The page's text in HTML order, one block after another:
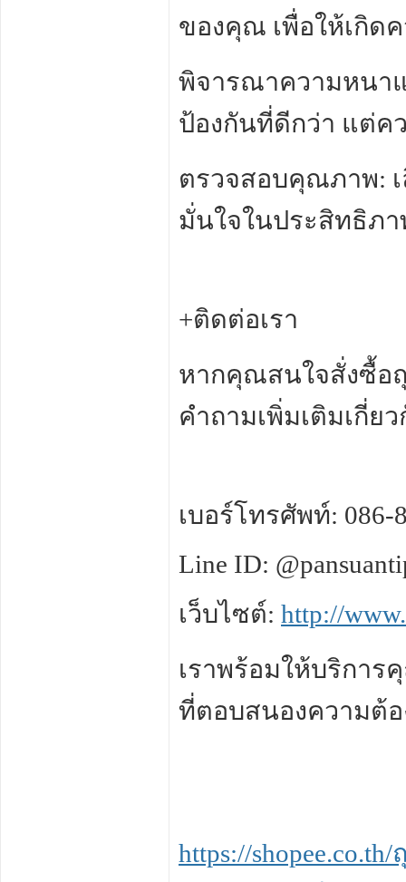
ของคุณ เพื่อให้เกิด
พิจารณาความหนา
ป้องกันที่ดีกว่า แต่ค
ตรวจสอบคุณภาพ:
มั่นใจในประสิทธิภ
+ติดต่อเรา
หากคุณสนใจสั่งซื้อถุ
คำถามเพิ่มเติมเกี่
เบอร์โทรศัพท์: 086-
Line ID:
เว็บไซต์: http://
เราพร้อมให้บริกา
ที่ตอบสนองความต้
https://